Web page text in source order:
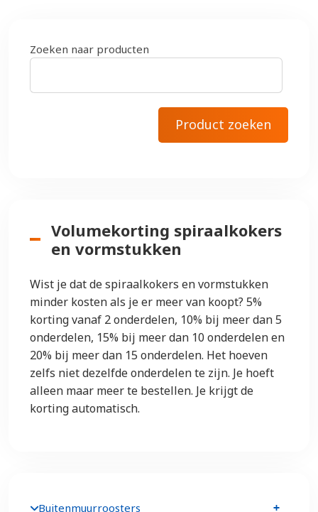
Zoeken naar producten
Volumekorting spiraalkokers
en vormstukken
Wist je dat de spiraalkokers en vormstukken
minder kosten als je er meer van koopt? 5%
korting vanaf 2 onderdelen, 10% bij meer dan 5
onderdelen, 15% bij meer dan 10 onderdelen en
20% bij meer dan 15 onderdelen. Het hoeven
zelfs niet dezelfde onderdelen te zijn. Je hoeft
alleen maar meer te bestellen. Je krijgt de
korting automatisch.
Buitenmuurroosters